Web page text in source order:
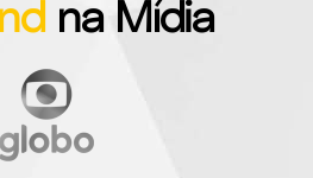
na Mídia